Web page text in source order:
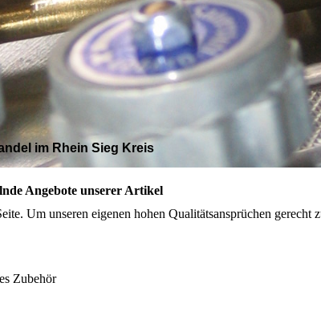
im Rhein Sieg Kreis
Angebote unserer Artikel
Um unseren eigenen hohen Qualitätsansprüchen gerecht
Zubehör